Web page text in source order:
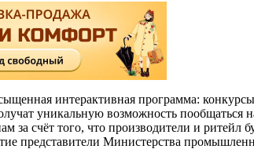
интерактивная программа:
уникальную возможность пообщаться
за счёт того, что производители и ритейл
представители Министерства